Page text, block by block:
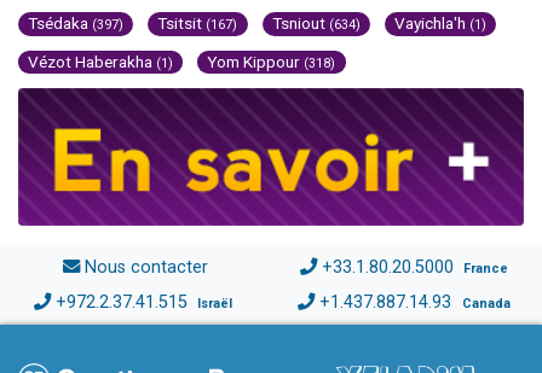
Tsédaka (397) Tsitsit (167) Tsniout (634) Vayichla'h (1)
Vézot Haberakha (1) Yom Kippour (318)
Nous contacter +33.1.80.20.5000 France
+972.2.37.41.515 Israël +1.437.887.14.93 Canada